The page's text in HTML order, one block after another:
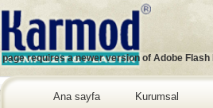
Ana sayfa Kurumsal
requires a newer version of Adobe Flash